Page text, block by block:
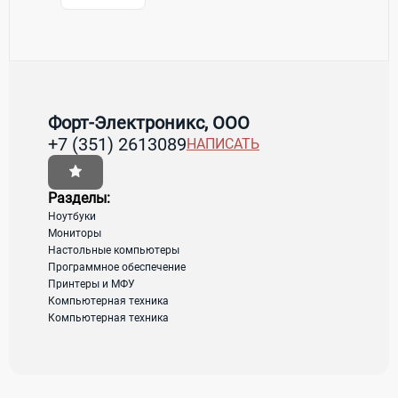
Страна:Россия
Регион:Челябинская область
Адрес:Челябинск, ул. Энтузиастов, д. 21
загрузка карты...
Форт-Электроникс, ООО
+7 (351) 2613089НАПИСАТЬ
Разделы:
Ноутбуки
Мониторы
Настольные компьютеры
Программное обеспечение
Принтеры и МФУ
Компьютерная техника
Компьютерная техника